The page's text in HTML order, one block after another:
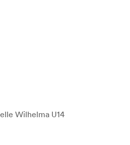
Wilhelma U14